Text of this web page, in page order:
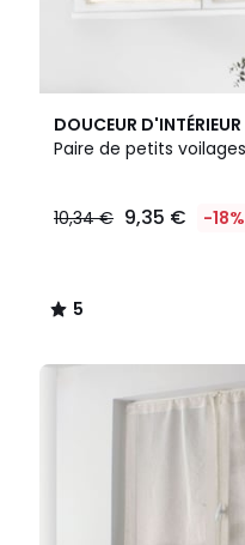
DOUCEUR D'INTÉRIEUR
10,34 € 9,35 € -18%
5
/
5
/